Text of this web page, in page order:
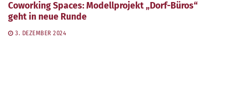
Coworking Spaces: Modellprojekt „Dorf-Büros“
geht in neue Runde
3. DEZEMBER 2024